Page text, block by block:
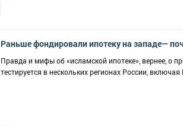
Раньше фондировали ипотеку на западе—
Правда и мифы об «исламской ипотеке», вернее, о
тестируется в нескольких регионах России,